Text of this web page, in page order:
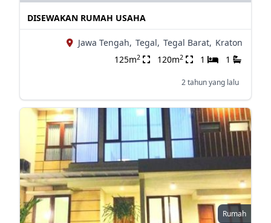
DISEWAKAN RUMAH USAHA
Jawa Tengah, Tegal, Tegal Barat, Kraton
125m2 120m2 1 1
2 tahun yang lalu
Rumah